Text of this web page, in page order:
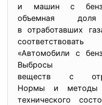
и машин с
объемная
в отработавших
«Автомобили с
Выбросы
веществ с
Нормы и методы
технического